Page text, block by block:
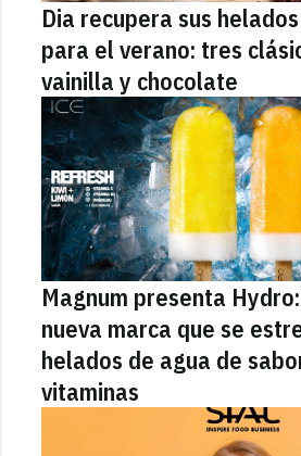
Dia recupera sus
para el verano: tres
vainilla y chocolate
Magnum presenta
nueva marca que se
helados de agua de
vitaminas